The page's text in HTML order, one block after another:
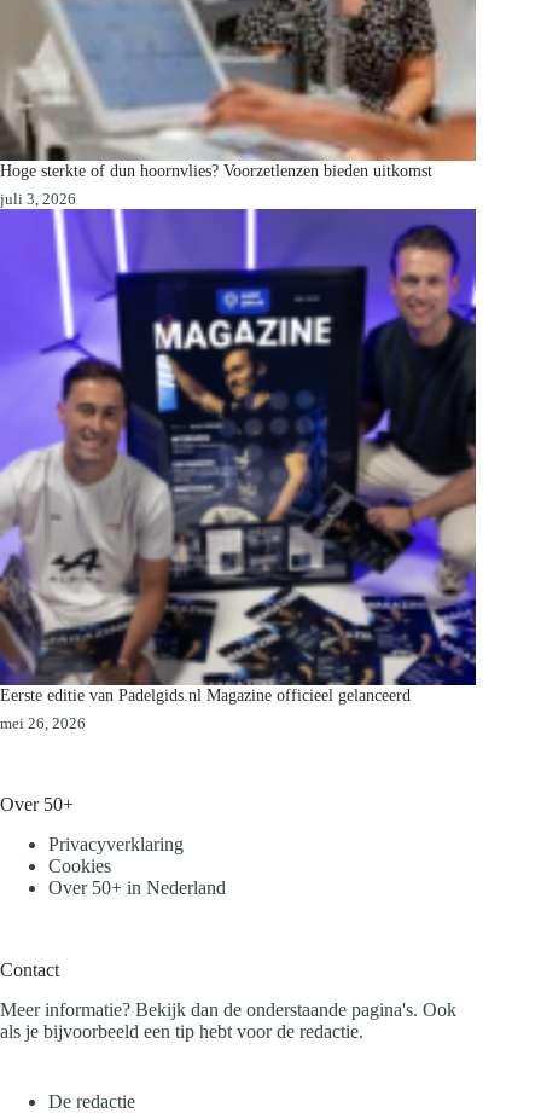
Hoge sterkte of dun hoornvlies? Voorzetlenzen bieden uitkomst
juli 3, 2026
Eerste editie van Padelgids.nl Magazine officieel gelanceerd
mei 26, 2026
Over 50+
Privacyverklaring
Cookies
Over 50+ in Nederland
Contact
Meer informatie? Bekijk dan de onderstaande pagina's. Ook
als je bijvoorbeeld een tip hebt voor de redactie.
De redactie